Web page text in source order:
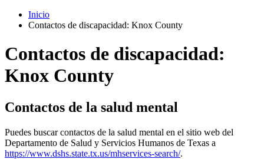
Inicio
Contactos de discapacidad: Knox County
Contactos de discapacidad:
Knox County
Contactos de la salud mental
Puedes buscar contactos de la salud mental en el sitio web del
Departamento de Salud y Servicios Humanos de Texas a
https://www.dshs.state.tx.us/mhservices-search/.